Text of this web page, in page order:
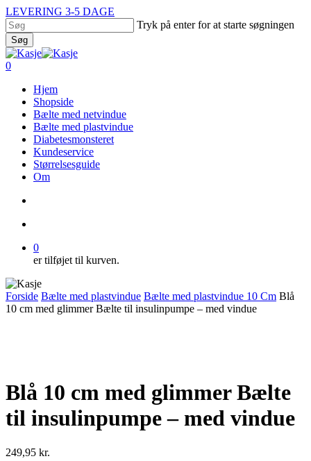
Skip
to
main
content
LEVERING 3-5 DAGE
Tryk på enter for at starte søgningen
Søg
Close
Search
search
account
0
Hjem
Shopside
Bælte med netvindue
Bælte med plastvindue
Diabetesmonsteret
Kundeservice
Størrelsesguide
Om
0
er tilføjet til kurven.
Forside Bælte med plastvindue Bælte med plastvindue 10 Cm Blå
10 cm med glimmer Bælte til insulinpumpe – med vindue
Blå 10 cm med glimmer Bælte
til insulinpumpe – med vindue
249,95 kr.